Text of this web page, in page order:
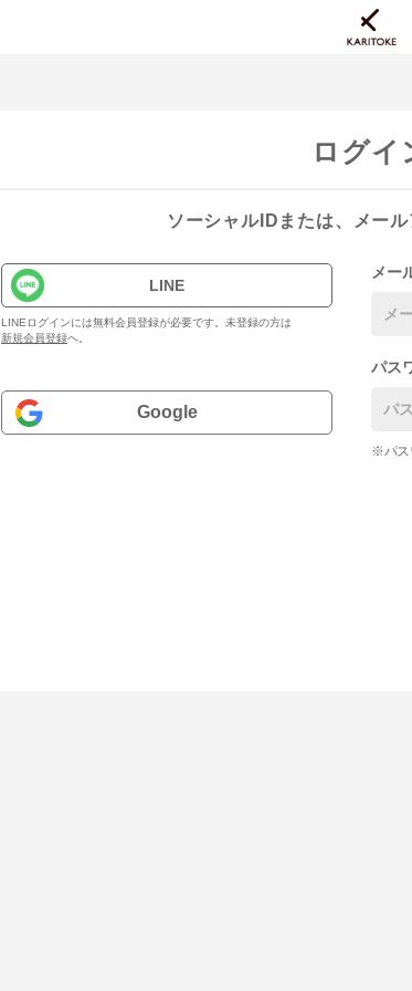
ログイ
ソーシャルIDまたは、メー
LINE
LINEログインには無料会員登録が必要です。未登録の方は
新規会員登録へ。
Google
メー
パス
※パス